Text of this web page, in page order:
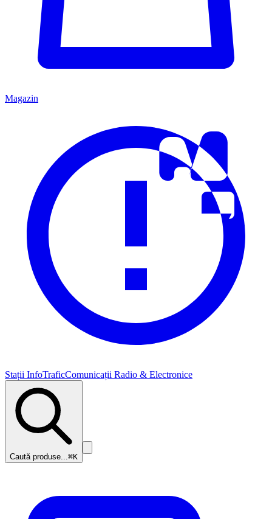
Magazin
Stații InfoTraficComunicații Radio & Electronice
Caută produse...⌘K